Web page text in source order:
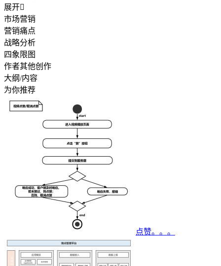
展开
市场营销
营销痛点
战略分析
四象限图
作者其他创作
大纲/内容
为你推荐
点赞。。。